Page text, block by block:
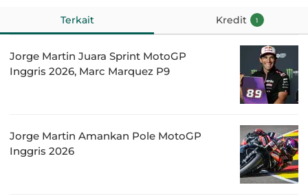
Terkait Kredit 1
Jorge Martin Juara Sprint MotoGP
Inggris 2026, Marc Marquez P9
Jorge Martin Amankan Pole MotoGP
Inggris 2026